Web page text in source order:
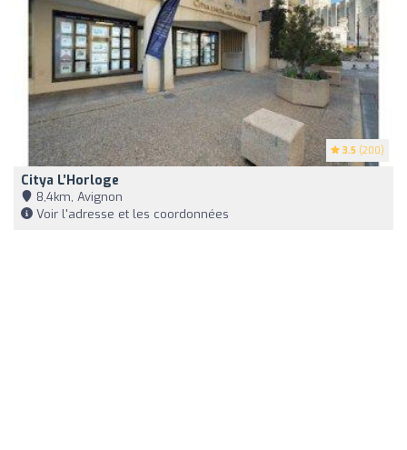
3.5 (200)
Citya L’Horloge
8,4km, Avignon
Voir l'adresse et les coordonnées